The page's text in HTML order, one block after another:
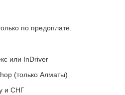
по предоплате.
или InDriver
(только Алматы)
и СНГ